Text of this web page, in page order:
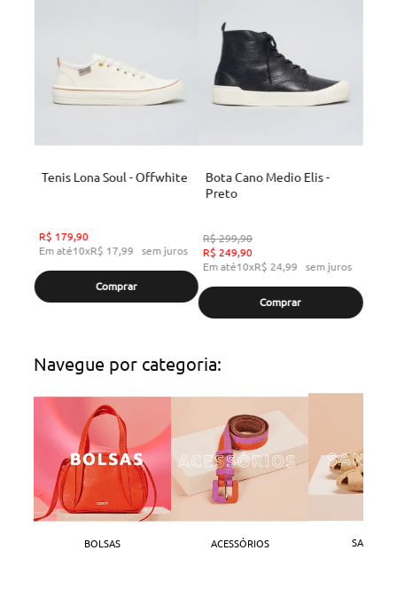
Tenis Lona Soul - Offwhite
R$ 179,90
Em até10xR$ 17,99 sem juros
Comprar
Bota Cano Medio Elis -
Preto
R$299,90
R$ 249,90
Em até10xR$ 24,99 sem juros
Comprar
Navegue por categoria:
BOLSAS ACESSÓRIOS